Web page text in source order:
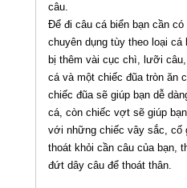
câu.
Để đi câu cá biển bạn cần
chuyên dụng tùy theo loại cá
bị thêm vài cục chì, lưỡi
cá và một chiếc đũa tròn ăn
chiếc đũa sẽ giúp bạn dễ
cá, còn chiếc vợt sẽ giúp
với những chiếc vây sắc, cố
thoát khỏi cần câu của bạn,
đứt dây câu để thoát thân.